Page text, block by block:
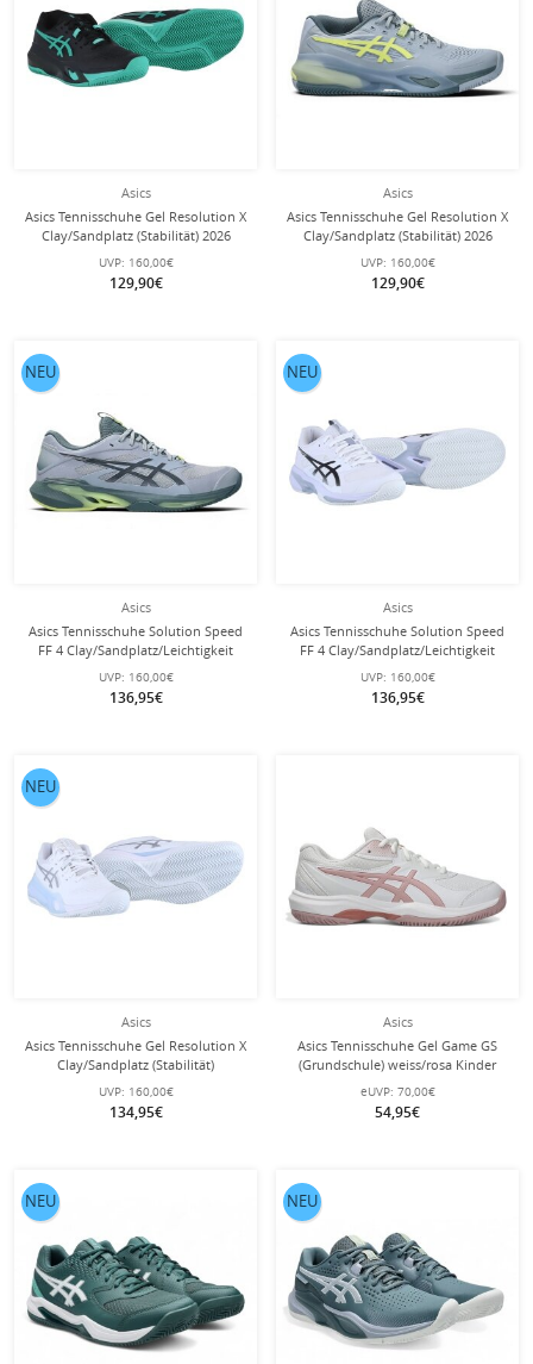
Asics
Asics Tennisschuhe Gel Resolution X
Clay/Sandplatz (Stabilität) 2026
UVP: 160,00€
129,90€
Asics
Asics Tennisschuhe Gel Resolution X
Clay/Sandplatz (Stabilität) 2026
UVP: 160,00€
129,90€
Asics
Asics Tennisschuhe Solution Speed
FF 4 Clay/Sandplatz/Leichtigkeit
UVP: 160,00€
136,95€
NEU
Asics
Asics Tennisschuhe Solution Speed
FF 4 Clay/Sandplatz/Leichtigkeit
UVP: 160,00€
136,95€
NEU
Asics
Asics Tennisschuhe Gel Resolution X
Clay/Sandplatz (Stabilität)
UVP: 160,00€
134,95€
NEU
Asics
Asics Tennisschuhe Gel Game GS
(Grundschule) weiss/rosa Kinder
eUVP: 70,00€
54,95€
NEU NEU